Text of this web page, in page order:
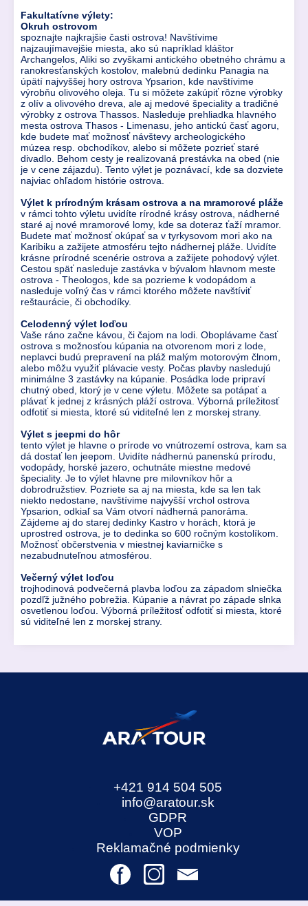
Fakultatívne výlety:
Okruh ostrovom
spoznajte najkrajšie časti ostrova! Navštívime
najzaujímavejšie miesta, ako sú napríklad kláštor
Archangelos, Aliki so zvyškami antického obetného chrámu a
ranokresťanských kostolov, malebnú dedinku Panagia na
úpätí najvyššej hory ostrova Ypsarion, kde navštívime
výrobňu olivového oleja. Tu si môžete zakúpiť rôzne výrobky
z olív a olivového dreva, ale aj medové špeciality a tradičné
výrobky z ostrova Thassos. Nasleduje prehliadka hlavného
mesta ostrova Thasos - Limenasu, jeho antickú časť agoru,
kde budete mať možnosť návštevy archeologického
múzea resp. obchodíkov, alebo si môžete pozrieť staré
divadlo. Behom cesty je realizovaná prestávka na obed (nie
je v cene zájazdu). Tento výlet je poznávací, kde sa dozviete
najviac ohľadom histórie ostrova.
Výlet k prírodným krásam ostrova a na mramorové pláže
v rámci tohto výletu uvidíte rírodné krásy ostrova, nádherné
staré aj nové mramorové lomy, kde sa doteraz ťaží mramor.
Budete mať možnosť okúpať sa v tyrkysovom mori ako na
Karibiku a zažijete atmosféru tejto nádhernej pláže. Uvidíte
krásne prírodné scenérie ostrova a zažijete pohodový výlet.
Cestou späť nasleduje zastávka v bývalom hlavnom meste
ostrova - Theologos, kde sa pozrieme k vodopádom a
nasleduje voľný čas v rámci ktorého môžete navštíviť
reštaurácie, či obchodíky.
Celodenný výlet loďou
Vaše ráno začne kávou, či čajom na lodi. Oboplávame časť
ostrova s možnosťou kúpania na otvorenom mori z lode,
neplavci budú prepravení na pláž malým motorovým člnom,
alebo môžu využiť plávacie vesty. Počas plavby nasledujú
minimálne 3 zastávky na kúpanie. Posádka lode pripraví
chutný obed, ktorý je v cene výletu. Môžete sa potápať a
plávať k jednej z krásných pláží ostrova. Výborná príležitosť
odfotiť si miesta, ktoré sú viditeľné len z morskej strany.
Výlet s jeepmi do hôr
tento výlet je hlavne o prírode vo vnútrozemí ostrova, kam sa
dá dostať len jeepom. Uvidíte nádhernú panenskú prírodu,
vodopády, horské jazero, ochutnáte miestne medové
špeciality. Je to výlet hlavne pre milovníkov hôr a
dobrodružstiev. Pozriete sa aj na miesta, kde sa len tak
niekto nedostane, navštívime najvyšší vrchol ostrova
Ypsarion, odkiaľ sa Vám otvorí nádherná panoráma.
Zájdeme aj do starej dedinky Kastro v horách, ktorá je
uprostred ostrova, je to dedinka so 600 ročným kostolíkom.
Možnosť občerstvenia v miestnej kaviarničke s
nezabudnuteľnou atmosférou.
Večerný výlet loďou
trojhodinová podvečerná plavba loďou za západom slniečka
pozdľž južného pobrežia. Kúpanie a návrat po západe slnka
osvetlenou loďou. Výborná príležitosť odfotiť si miesta, ktoré
sú viditeľné len z morskej strany.
+421 914 504 505
info@aratour.sk
GDPR
VOP
Reklamačné podmienky